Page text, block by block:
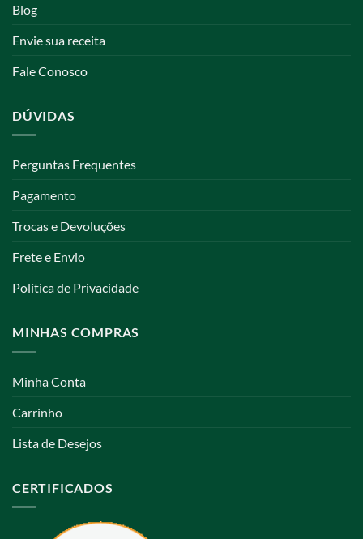
Blog
Envie sua receita
Fale Conosco
DÚVIDAS
Perguntas Frequentes
Pagamento
Trocas e Devoluções
Frete e Envio
Política de Privacidade
MINHAS COMPRAS
Minha Conta
Carrinho
Lista de Desejos
CERTIFICADOS